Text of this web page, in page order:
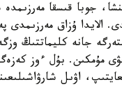
جوبا قىسقا مەرزىمدە
الايدا ۇزاق مەرزىمدى
جانە كليماتتىڭ
مۇمكىن. بۇل ءوز
اۋىل